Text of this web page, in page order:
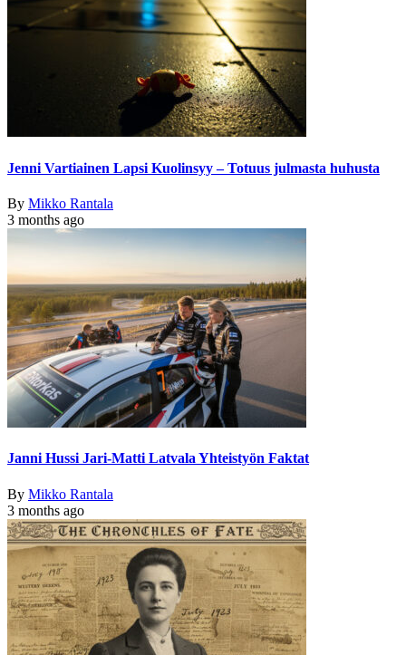
Jenni Vartiainen Lapsi Kuolinsyy – Totuus julmasta huhusta
By Mikko Rantala
3 months ago
Janni Hussi Jari-Matti Latvala Yhteistyön Faktat
By Mikko Rantala
3 months ago